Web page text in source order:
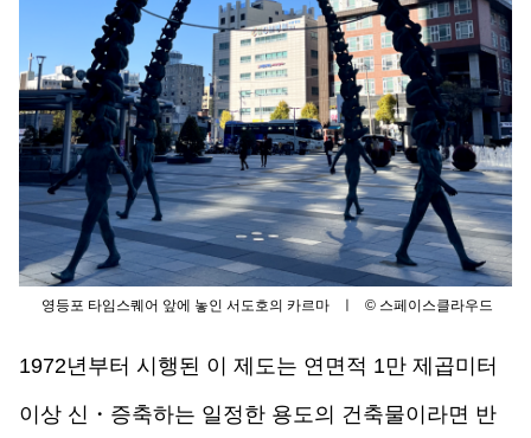
영등포 타임스퀘어 앞에 놓인 서도호의 카르마   ㅣ   © 스페이스클라우드
1972년부터 시행된 이 제도는 연면적 1만 제곱미터
이상 신・증축하는 일정한 용도의 건축물이라면 반